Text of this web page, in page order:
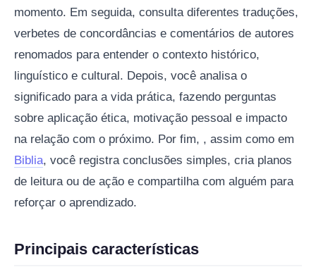
momento. Em seguida, consulta diferentes traduções,
verbetes de concordâncias e comentários de autores
renomados para entender o contexto histórico,
linguístico e cultural. Depois, você analisa o
significado para a vida prática, fazendo perguntas
sobre aplicação ética, motivação pessoal e impacto
na relação com o próximo. Por fim, , assim como em
Biblia, você registra conclusões simples, cria planos
de leitura ou de ação e compartilha com alguém para
reforçar o aprendizado.
Principais características